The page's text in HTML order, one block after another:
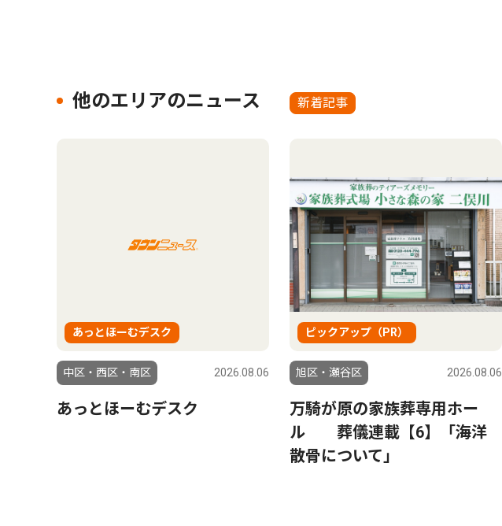
他のエリアのニュース 新着記事
あっとほーむデスク
中区・西区・南区 2026.08.06
あっとほーむデスク
ピックアップ（PR）
旭区・瀬谷区 2026.08.06
万騎が原の家族葬専用ホー
ル 葬儀連載【6】「海洋
散骨について」